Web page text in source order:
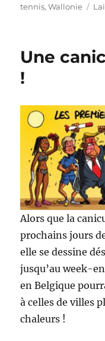
tennis,Wallonie
Une
!
Alors que la
prochains jours
elle se dessine
jusqu’au week-
en Belgique
à celles de villes
chaleurs !